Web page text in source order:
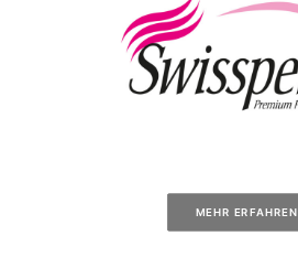
MEHR ERFAHREN